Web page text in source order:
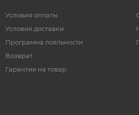
Условия оплаты
Условия доставки
Программа лояльности
Возврат
Гарантия на товар